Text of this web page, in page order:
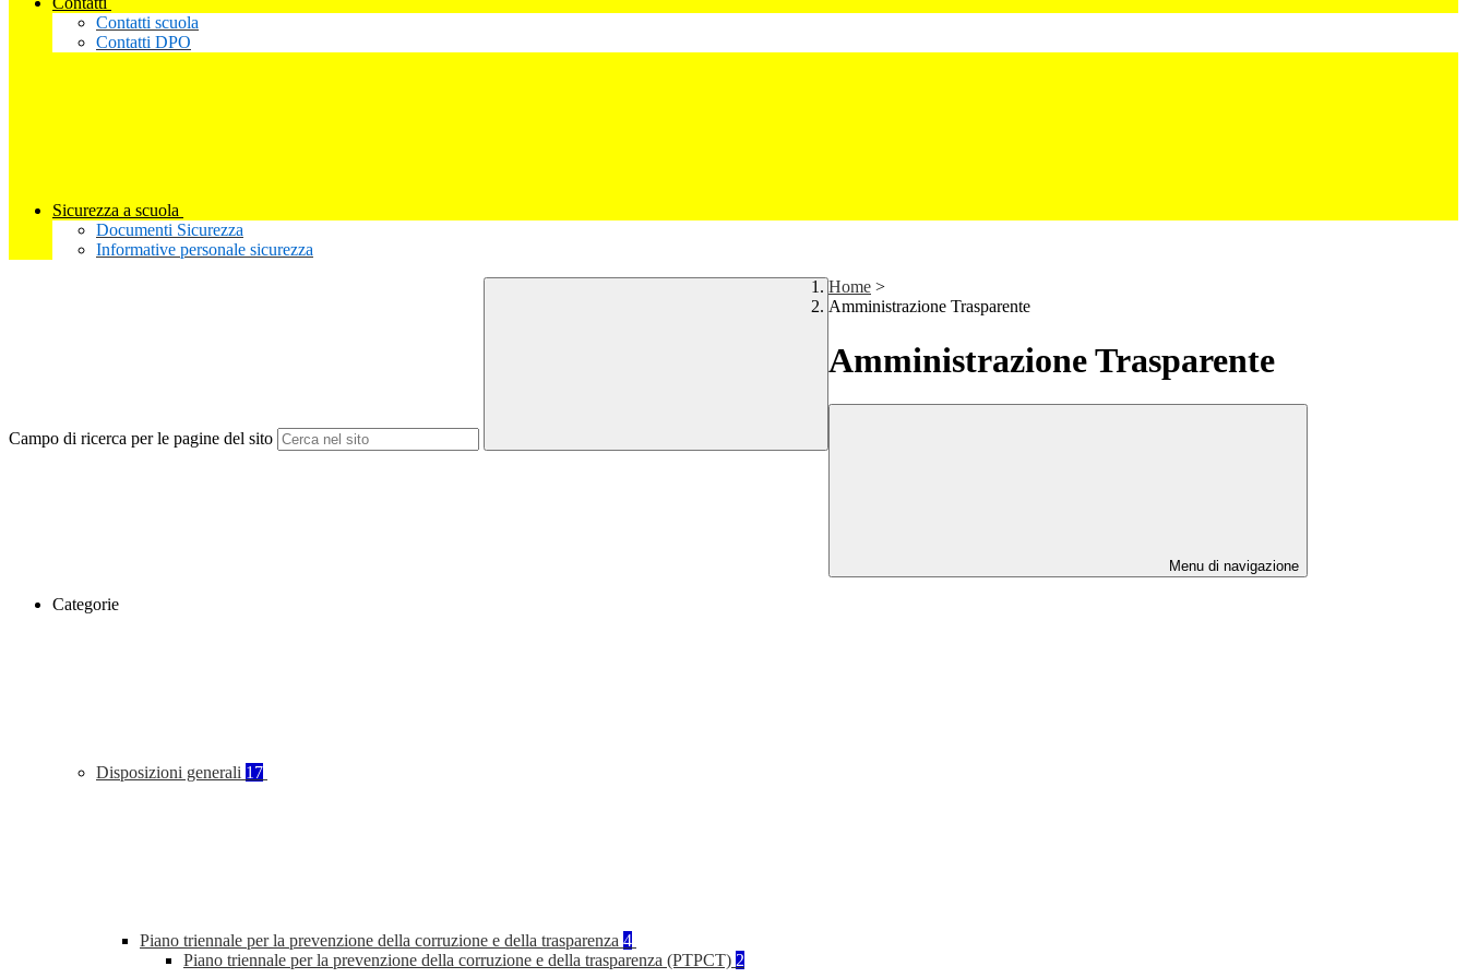
Contatti scuola
Contatti DPO
Sicurezza a scuola
Documenti Sicurezza
Informative personale sicurezza
Campo di ricerca per le pagine del sito
Home >
Amministrazione Trasparente
Amministrazione Trasparente
Menu di navigazione
Categorie
Disposizioni generali 17
Piano triennale per la prevenzione della corruzione e della trasparenza 4
Piano triennale per la prevenzione della corruzione e della trasparenza (PTPCT) 2